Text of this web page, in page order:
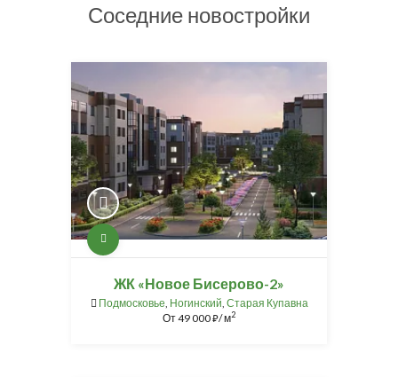
Соседние новостройки
ЖК «Новое Бисерово-2»
Подмосковье Ногинский Старая Купавна
От49 000⃏/ м2